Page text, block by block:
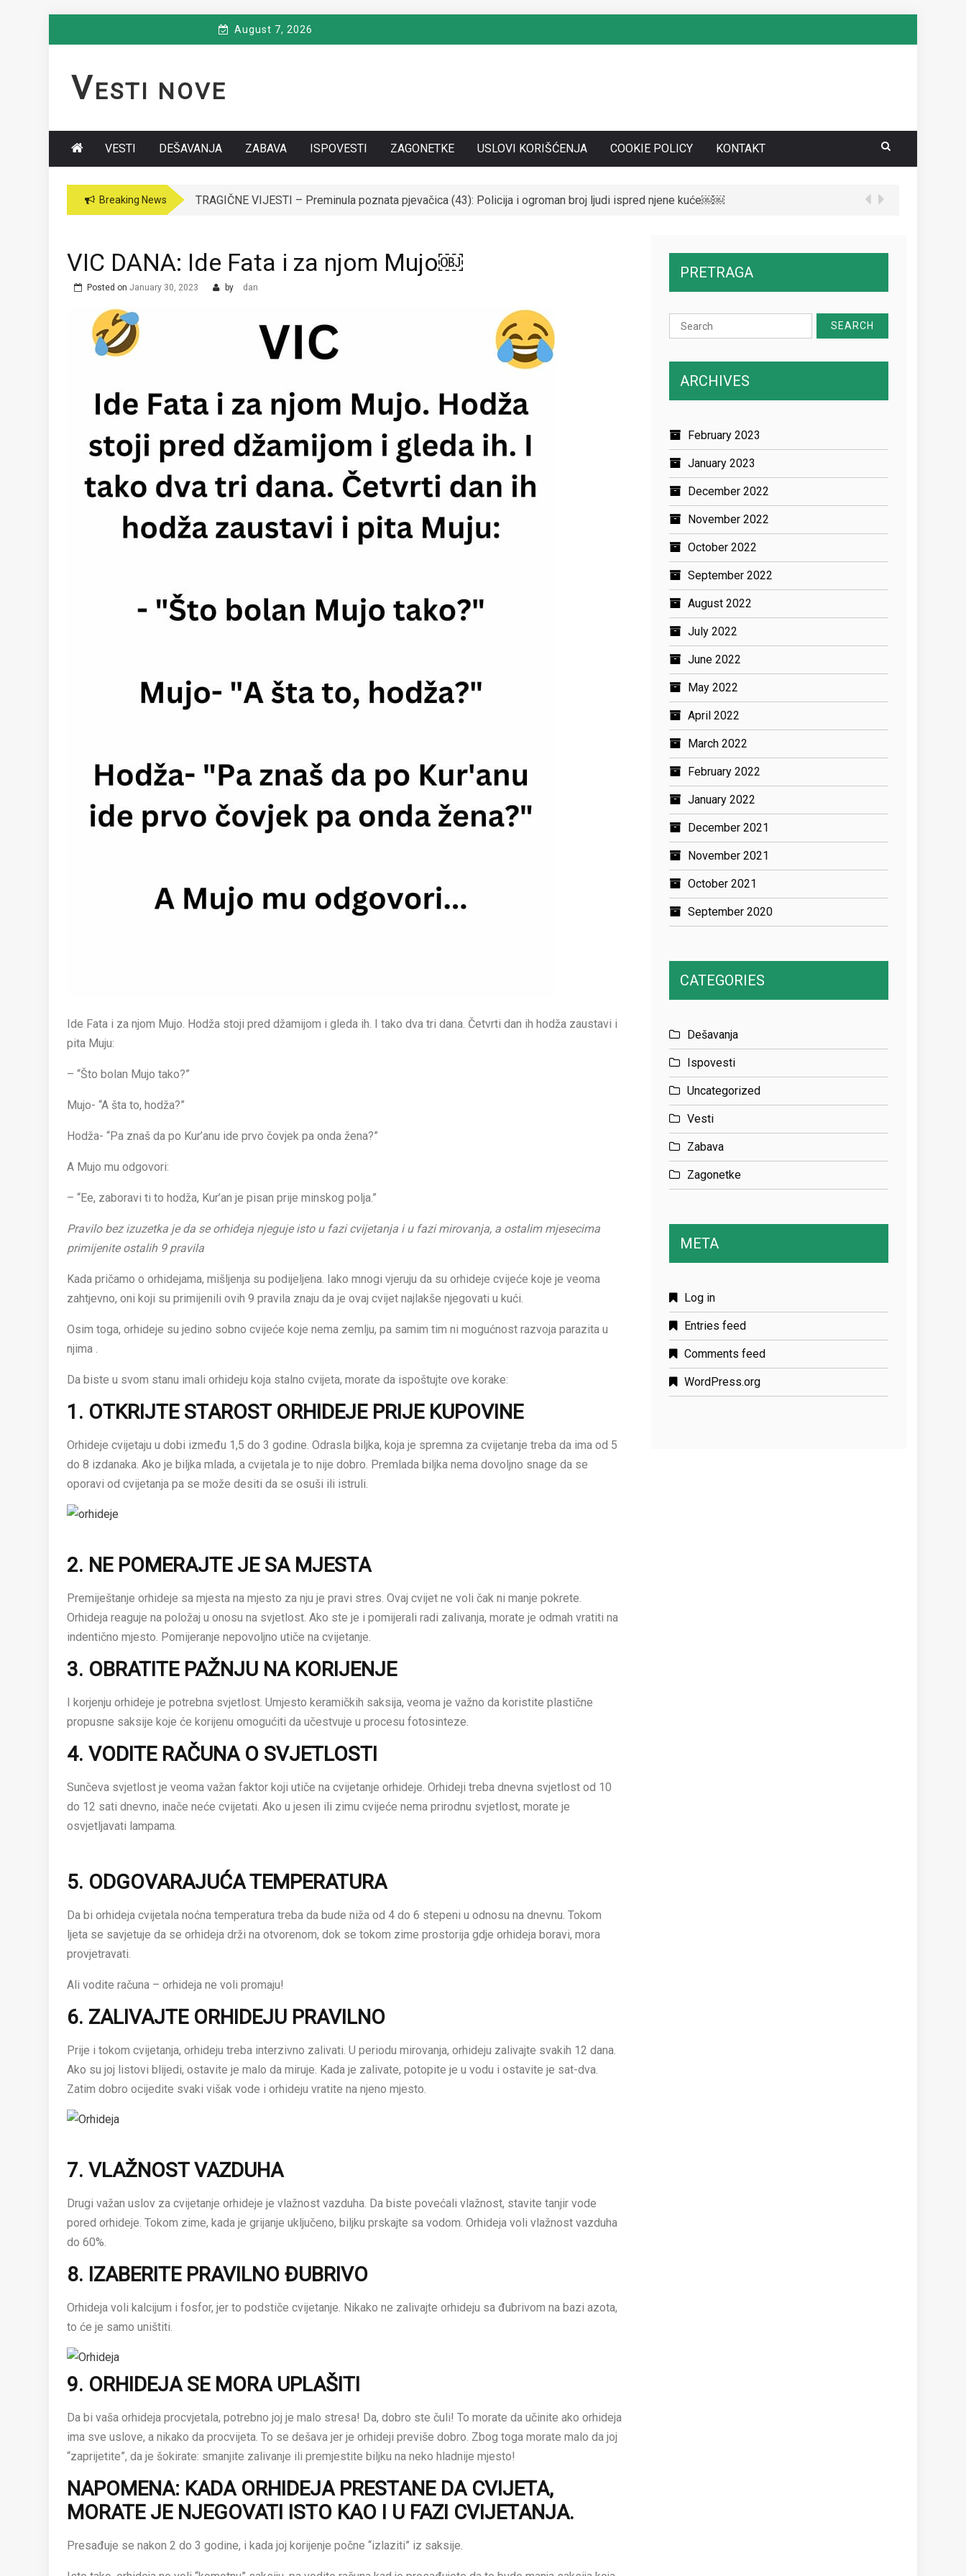
August 7, 2026
VESTI NOVE
VESTI DEŠAVANJA ZABAVA ISPOVESTI ZAGONETKE USLOVI KORIŠĆENJA COOKIE POLICY KONTAKT
Breaking News TRAGIČNE VIJESTI – Preminula poznata pjevačica (43): Policija i ogroman broj ljudi ispred njene kuće￼￼
VODITELJICA “GRANDA” SE UDALA ZA ITALIJANSKOG GROFA I NAPUSTILA SRBIJU: Čekajte da vidite kako danas izgleda￼
VIC DANA: Ide Fata i za njom Mujo￼
Posted on January 30, 2023 by dan
Ide Fata i za njom Mujo. Hodža stoji pred džamijom i gleda ih. I tako dva tri dana. Četvrti dan ih hodža zaustavi i
pita Muju:
– “Što bolan Mujo tako?”
Mujo- “A šta to, hodža?”
Hodža- “Pa znaš da po Kur’anu ide prvo čovjek pa onda žena?”
A Mujo mu odgovori:
– “Ee, zaboravi ti to hodža, Kur’an je pisan prije minskog polja.”
Pravilo bez izuzetka je da se orhideja njeguje isto u fazi cvijetanja i u fazi mirovanja, a ostalim mjesecima
primijenite ostalih 9 pravila
Kada pričamo o orhidejama, mišljenja su podijeljena. Iako mnogi vjeruju da su orhideje cvijeće koje je veoma
zahtjevno, oni koji su primijenili ovih 9 pravila znaju da je ovaj cvijet najlakše njegovati u kući.
Osim toga, orhideje su jedino sobno cvijeće koje nema zemlju, pa samim tim ni mogućnost razvoja parazita u
njima .
Da biste u svom stanu imali orhideju koja stalno cvijeta, morate da ispoštujte ove korake:
1. OTKRIJTE STAROST ORHIDEJE PRIJE KUPOVINE
Orhideje cvijetaju u dobi između 1,5 do 3 godine. Odrasla biljka, koja je spremna za cvijetanje treba da ima od 5
do 8 izdanaka. Ako je biljka mlada, a cvijetala je to nije dobro. Premlada biljka nema dovoljno snage da se
oporavi od cvijetanja pa se može desiti da se osuši ili istruli.
2. NE POMERAJTE JE SA MJESTA
Premiještanje orhideje sa mjesta na mjesto za nju je pravi stres. Ovaj cvijet ne voli čak ni manje pokrete.
Orhideja reaguje na položaj u onosu na svjetlost. Ako ste je i pomijerali radi zalivanja, morate je odmah vratiti na
indentično mjesto. Pomijeranje nepovoljno utiče na cvijetanje.
3. OBRATITE PAŽNJU NA KORIJENJE
I korjenju orhideje je potrebna svjetlost. Umjesto keramičkih saksija, veoma je važno da koristite plastične
propusne saksije koje će korijenu omogućiti da učestvuje u procesu fotosinteze.
4. VODITE RAČUNA O SVJETLOSTI
Sunčeva svjetlost je veoma važan faktor koji utiče na cvijetanje orhideje. Orhideji treba dnevna svjetlost od 10
do 12 sati dnevno, inače neće cvijetati. Ako u jesen ili zimu cvijeće nema prirodnu svjetlost, morate je
osvjetljavati lampama.
5. ODGOVARAJUĆA TEMPERATURA
Da bi orhideja cvijetala noćna temperatura treba da bude niža od 4 do 6 stepeni u odnosu na dnevnu. Tokom
ljeta se savjetuje da se orhideja drži na otvorenom, dok se tokom zime prostorija gdje orhideja boravi, mora
provjetravati.
Ali vodite računa – orhideja ne voli promaju!
6. ZALIVAJTE ORHIDEJU PRAVILNO
Prije i tokom cvijetanja, orhideju treba interzivno zalivati. U periodu mirovanja, orhideju zalivajte svakih 12 dana.
Ako su joj listovi blijedi, ostavite je malo da miruje. Kada je zalivate, potopite je u vodu i ostavite je sat-dva.
Zatim dobro ocijedite svaki višak vode i orhideju vratite na njeno mjesto.
7. VLAŽNOST VAZDUHA
Drugi važan uslov za cvijetanje orhideje je vlažnost vazduha. Da biste povećali vlažnost, stavite tanjir vode
pored orhideje. Tokom zime, kada je grijanje uključeno, biljku prskajte sa vodom. Orhideja voli vlažnost vazduha
do 60%.
8. IZABERITE PRAVILNO ĐUBRIVO
Orhideja voli kalcijum i fosfor, jer to podstiče cvijetanje. Nikako ne zalivajte orhideju sa đubrivom na bazi azota,
to će je samo uništiti.
9. ORHIDEJA SE MORA UPLAŠITI
Da bi vaša orhideja procvjetala, potrebno joj je malo stresa! Da, dobro ste čuli! To morate da učinite ako orhideja
ima sve uslove, a nikako da procvijeta. To se dešava jer je orhideji previše dobro. Zbog toga morate malo da joj
“zaprijetite”, da je šokirate: smanjite zalivanje ili premjestite biljku na neko hladnije mjesto!
NAPOMENA: KADA ORHIDEJA PRESTANE DA CVIJETA,
MORATE JE NJEGOVATI ISTO KAO I U FAZI CVIJETANJA.
Presađuje se nakon 2 do 3 godine, i kada joj korijenje počne “izlaziti” iz saksije.
PRETRAGA
Search
for:
ARCHIVES
February 2023
January 2023
December 2022
November 2022
October 2022
September 2022
August 2022
July 2022
June 2022
May 2022
April 2022
March 2022
February 2022
January 2022
December 2021
November 2021
October 2021
September 2020
CATEGORIES
Dešavanja
Ispovesti
Uncategorized
Vesti
Zabava
Zagonetke
META
Log in
Entries feed
Comments feed
WordPress.org